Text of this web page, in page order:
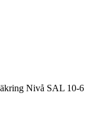
Nivå SAL 10-6